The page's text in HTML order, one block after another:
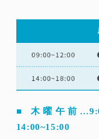
■ 木曜午前
14:00~15:00